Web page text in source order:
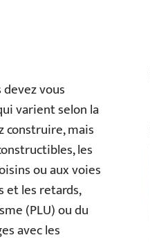
vous
varient selon la
construire, mais
les
ou aux voies
et les retards,
(PLU) ou du
avec les